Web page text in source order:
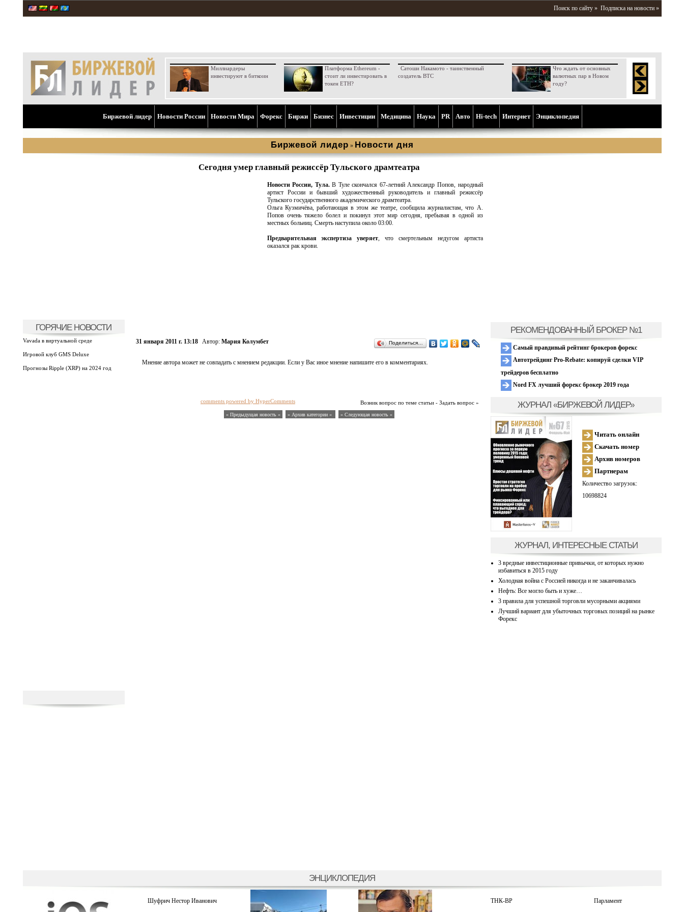
Поиск по сайту » Подписка на новости »
Миллиардеры
инвестируют в биткоин
Платформа Ethereum -
стоит ли инвестировать в
токен ETH?
Сатоши Накамото - таинственный
создатель BTC
Что ждать от основных
валютных пар в Новом
году?
Биржевой лидер Новости России Новости Мира Форекс Биржи Бизнес Инвестиции Медицина Наука PR Aвто Hi-tech Интернет Энциклопедия
Биржевой лидер » Новости дня
ГОРЯЧИЕ НОВОСТИ
Vavada в виртуальной среде
Игровой клуб GMS Deluxe
Прогнозы Ripple (XRP) на 2024 год
Сегодня умер главный режиссёр Тульского драмтеатра
Новости России, Тула.В Туле скончался 67-летний Александр Попов, народный
артист России и бывший художественный руководитель и главный режиссёр
Тульского государственного академического драмтеатра.
Ольга Кузмичёва, работающая в этом же театре, сообщила журналистам, что А.
Попов очень тяжело болел и покинул этот мир сегодня, пребывая в одной из
местных больниц. Смерть наступила около 03:00.
Предварительная экспертиза уверяет, что смертельным недугом артиста
оказался рак крови.
31 января 2011 г. 13:18 Автор: Мария Колумбет Поделиться…
Мнение автора может не совпадать с мнением редакции. Если у Вас иное мнение напишите его в комментариях.
Возник вопрос по теме статьи - Задать вопрос »
comments powered by HyperComments
« Предыдущая новость « » Архив категории « » Следующая новость »
РЕКОМЕНДОВАННЫЙ БРОКЕР №1
Самый правдивый рейтинг брокеров форекс
Автотрейдинг Pro-Rebate: копируй сделки VIP
трейдеров бесплатно
Nord FX лучший форекс брокер 2019 года
ЖУРНАЛ «БИРЖЕВОЙ ЛИДЕР»
Читать онлайн
Скачать номер
Архив номеров
Партнерам
Количество загрузок:
10698824
ЖУРНАЛ, ИНТЕРЕСНЫЕ СТАТЬИ
3 вредные инвестиционные привычки, от которых нужно
избавиться в 2015 году
Холодная война с Россией никогда и не заканчивалась
Нефть: Все могло быть и хуже…
3 правила для успешной торговли мусорными акциями
Лучший вариант для убыточных торговых позиций на рынке
Форекс
ЭНЦИКЛОПЕДИЯ
Шуфрич Нестор Иванович ТНК-BP Парламент